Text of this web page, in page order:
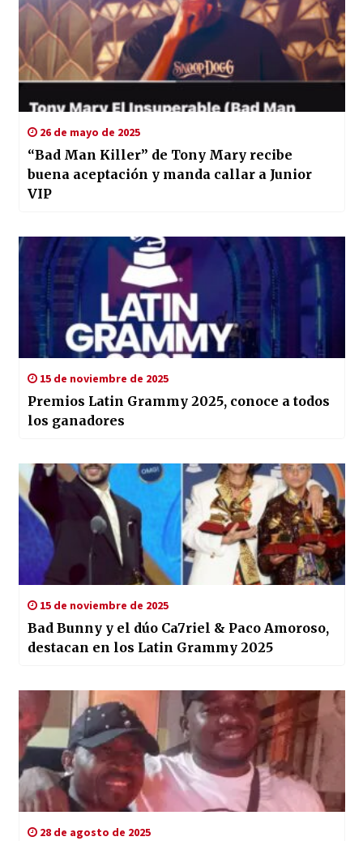
26 de mayo de 2025
“Bad Man Killer” de Tony Mary recibe
buena aceptación y manda callar a Junior
VIP
15 de noviembre de 2025
Premios Latin Grammy 2025, conoce a todos
los ganadores
15 de noviembre de 2025
Bad Bunny y el dúo Ca7riel & Paco Amoroso,
destacan en los Latin Grammy 2025
28 de agosto de 2025